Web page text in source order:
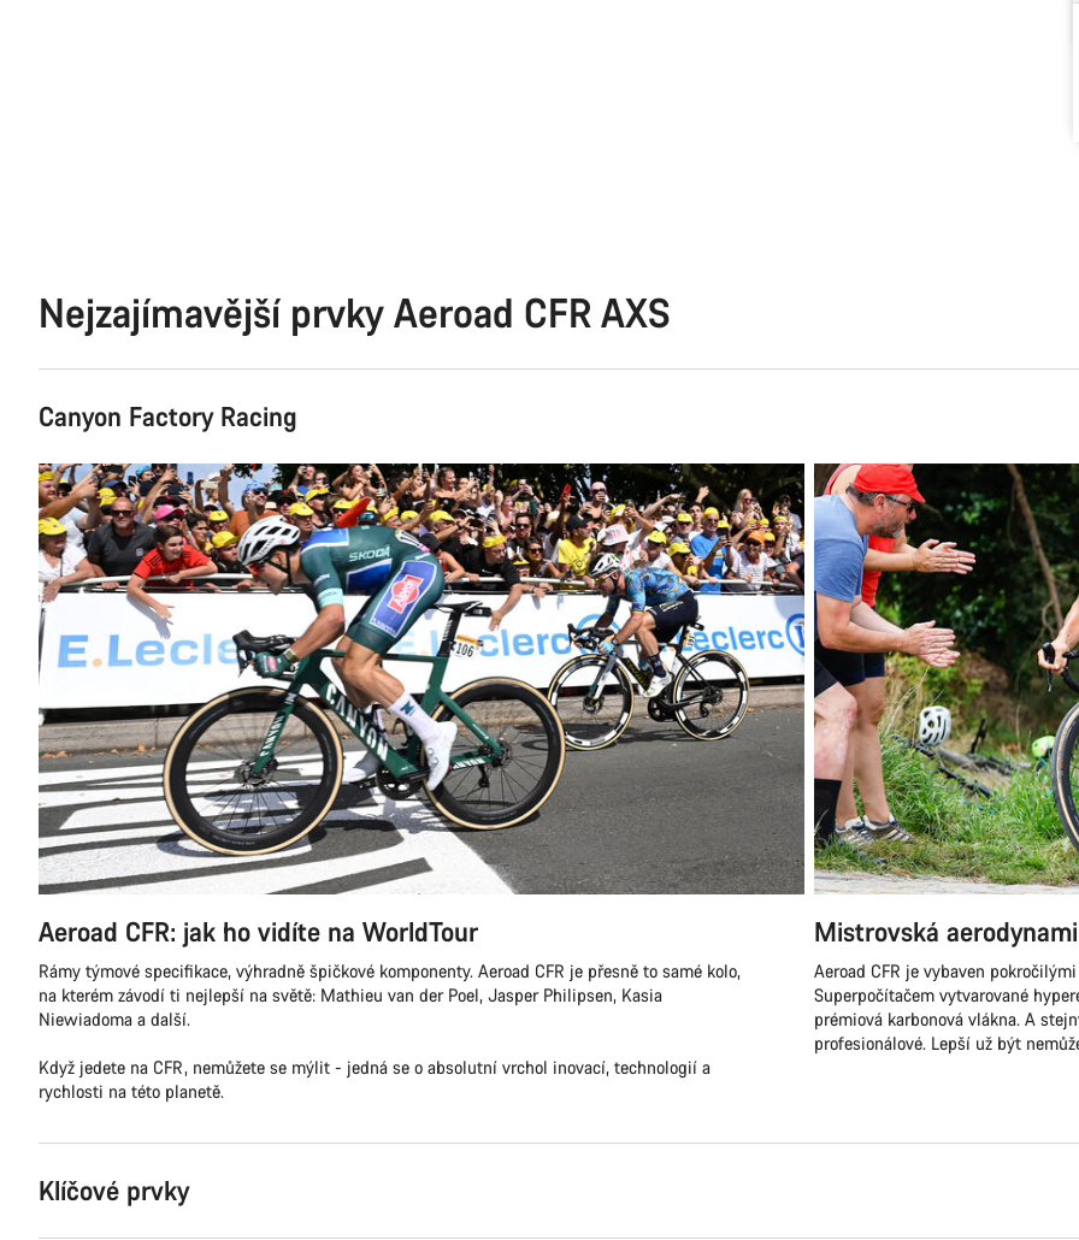
Nejzajímavější prvky Aeroad CFR AXS
Canyon Factory Racing
Aeroad CFR: jak ho vidíte na WorldTour
Rámy týmové specifikace, výhradně špičkové komponenty. Aeroad CFR je přesně to samé kolo,
na kterém závodí ti nejlepší na světě: Mathieu van der Poel, Jasper Philipsen, Kasia
Niewiadoma a další.
Když jedete na CFR, nemůžete se mýlit - jedná se o absolutní vrchol inovací, technologií a
rychlosti na této planetě.
Mistrovská
Aeroad CFR je vybaven
Superpočítačem vytvarované
prémiová karbonová vlákna. A
profesionálové. Lepší už být
Klíčové prvky